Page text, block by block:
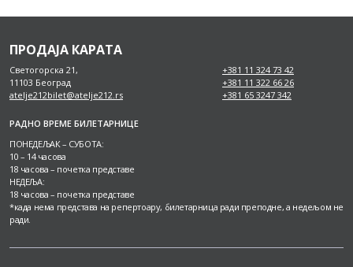
ПРОДАЈА КАРАТА
Светогорска 21,
11103 Београд
atelje212bilet@atelje212.rs
+381 11 324 73 42
+381 11 322 66 26
+381 65 3247 342
РАДНО ВРЕМЕ БИЛЕТАРНИЦЕ
ПОНЕДЕЉАК – СУБОТА:
10 – 14 часова
18 часова – почетка представе
НЕДЕЉА:
18 часова – почетка представе
*када нема представа на репертоару, билетарница ради преподне, а недељом не
ради.